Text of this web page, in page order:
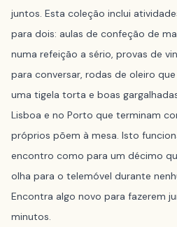
juntos. Esta coleção inclui
para dois: aulas de confeção de
numa refeição a sério, provas de
para conversar, rodas de oleiro
uma tigela torta e boas
Lisboa e no Porto que terminam
próprios põem à mesa. Isto
encontro como para um décimo
olha para o telemóvel durante
Encontra algo novo para fazerem
minutos.